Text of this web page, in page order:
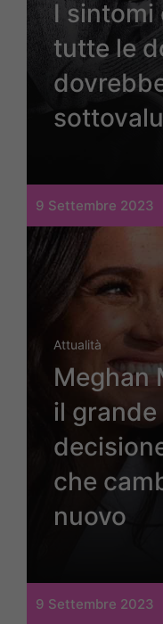
I sintomi
tutte le
9 Settembre 2023
Attualità
Meghan
il
che
nuovo
9 Settembre 2023